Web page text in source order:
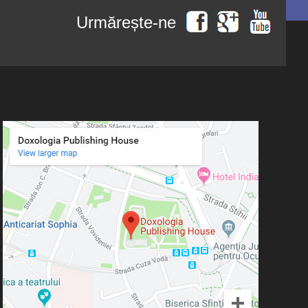
Urmărește-ne